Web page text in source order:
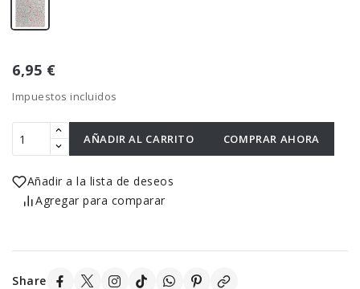
6,95 €
Impuestos incluidos
AÑADIR AL CARRITO COMPRAR AHORA
Añadir a la lista de deseos
Agregar para comparar
Share